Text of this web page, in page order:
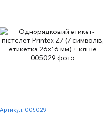
Артикул: 005029